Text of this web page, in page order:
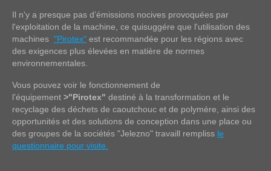
Il n'y a presque pas d’émissions nocives provoquées par
l'exploitation de la machine, ce quisuggére que l'utilisation des
machines "Pirotex" est recommandée pour les régions avec
des exigences plus élevées en matière de normes
environnementales.
Vous pouvez voir le fonctionnement de
l’équipement >"Pirotex" destiné à la transformation et le
recyclage des déchets de caoutchouc et de polymère, ainsi des
opportunités et des solutions de conception dans une place ou
des groupes de la sociétés "Jelezno" travaill rempliss le
questionnaire pour visite.